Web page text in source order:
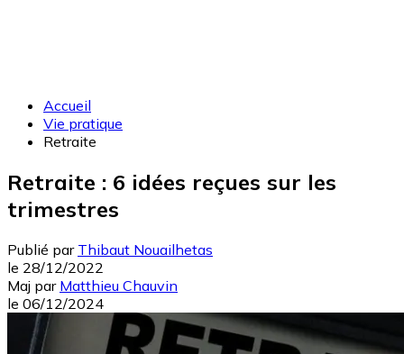
Accueil
Vie pratique
Retraite
Retraite : 6 idées reçues sur les
trimestres
Publié par Thibaut Nouailhetas
le 28/12/2022
Maj par Matthieu Chauvin
le 06/12/2024